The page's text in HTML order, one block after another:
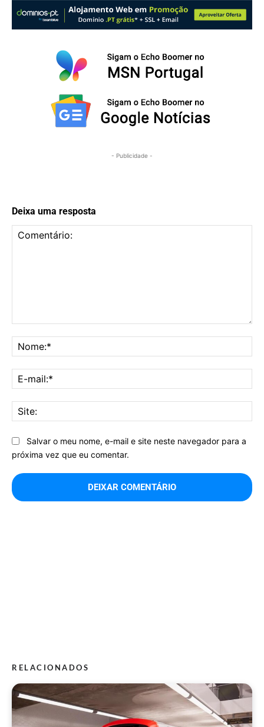
- Publicidade -
Deixa uma resposta
Salvar o meu nome, e-mail e site neste navegador para a
próxima vez que eu comentar.
RELACIONADOS